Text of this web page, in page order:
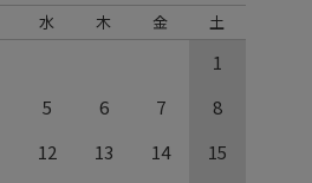
水 木 金 土
1
5 6 7
8
12 13 14
15